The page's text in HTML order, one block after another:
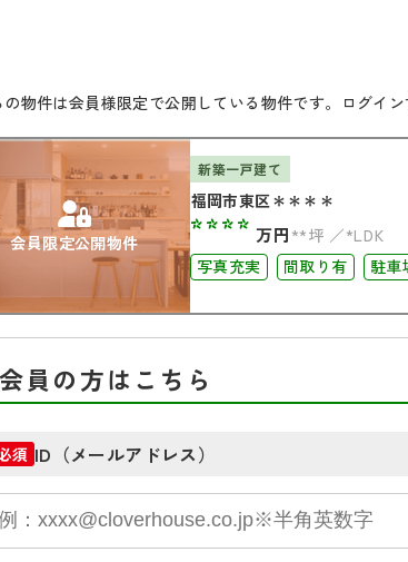
の物件は会員様限定で公開している物件です。ログイ
会員限定公開物件
新築一戸建て
福岡市東区＊＊＊＊
**** 万円 **坪
*LDK
写真充実
間取り有 駐車
会員の方はこちら
須 ID（メールアドレス）